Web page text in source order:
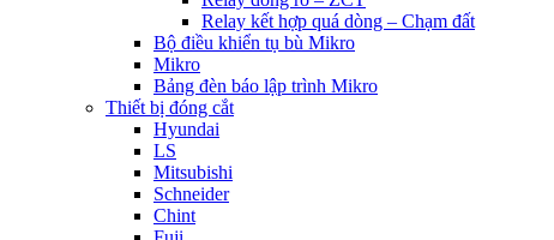
Relay kết hợp quá dòng – Chạm đất
Bộ điều khiển tụ bù Mikro
Mikro
Bảng đèn báo lập trình Mikro
Thiết bị đóng cắt
Hyundai
LS
Mitsubishi
Schneider
Chint